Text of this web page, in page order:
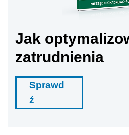
Jak
zatrudnienia
Sprawd
ź